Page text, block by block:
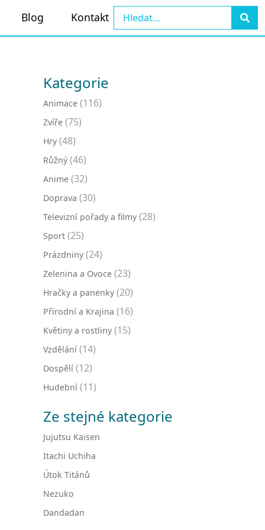
Blog Kontakt
Kategorie
Animace (116)
Zvíře (75)
Hry (48)
Růžný (46)
Anime (32)
Doprava (30)
Televizní pořady a filmy (28)
Sport (25)
Prázdniny (24)
Zelenina a Ovoce (23)
Hračky a panenky (20)
Přírodní a Krajina (16)
Květiny a rostliny (15)
Vzdělání (14)
Dospělí (12)
Hudební (11)
Ze stejné kategorie
Jujutsu Kaisen
Itachi Uchiha
Útok Titánů
Nezuko
Dandadan